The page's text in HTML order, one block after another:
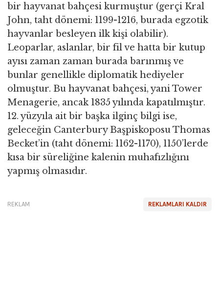
bir hayvanat bahçesi kurmuştur (gerçi Kral
John, taht dönemi: 1199-1216, burada egzotik
hayvanlar besleyen ilk kişi olabilir).
Leoparlar, aslanlar, bir fil ve hatta bir kutup
ayısı zaman zaman burada barınmış ve
bunlar genellikle diplomatik hediyeler
olmuştur. Bu hayvanat bahçesi, yani Tower
Menagerie, ancak 1835 yılında kapatılmıştır.
12. yüzyıla ait bir başka ilginç bilgi ise,
geleceğin Canterbury Başpiskoposu Thomas
Becket’in (taht dönemi: 1162-1170), 1150’lerde
kısa bir süreliğine kalenin muhafızlığını
yapmış olmasıdır.
REKLAMLARI KALDIR
REKLAM